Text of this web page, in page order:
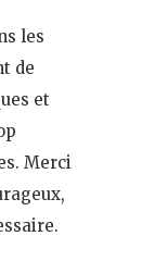
les
de
et
Merci